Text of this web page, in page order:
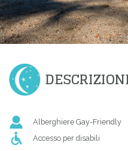
Alberghiere Gay-Friendly
Accesso per disabili